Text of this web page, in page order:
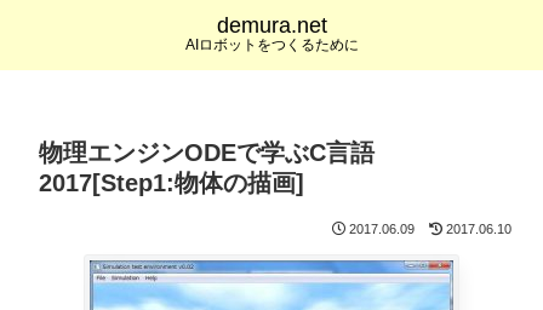
demura.net
AIロボットをつくるために
物理エンジンODEで学ぶC言語
2017[Step1:物体の描画]
2017.06.09 2017.06.10